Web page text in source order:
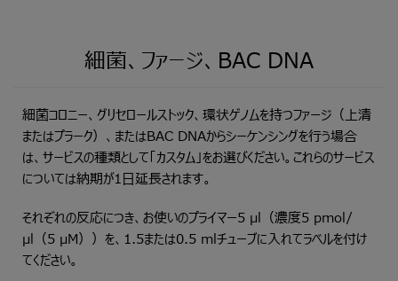
細菌、ファージ、BAC DNA
細菌コロニー、グリセロールストック、環状ゲノムを持つファージ（上清
またはプラーク）、またはBAC DNAからシーケンシングを行う場合
は、サービスの種類として「カスタム」をお選びください。これらのサービス
については納期が1日延長されます。
それぞれの反応につき、お使いのプライマー5 µl（濃度5 pmol/
µl（5 µM））を、1.5または0.5 mlチューブに入れてラベルを付け
てください。